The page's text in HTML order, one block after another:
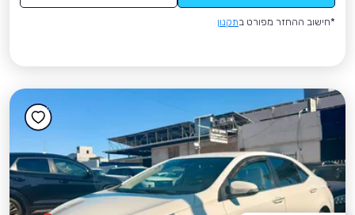
*חישוב ההחזר מפורט בתקנון